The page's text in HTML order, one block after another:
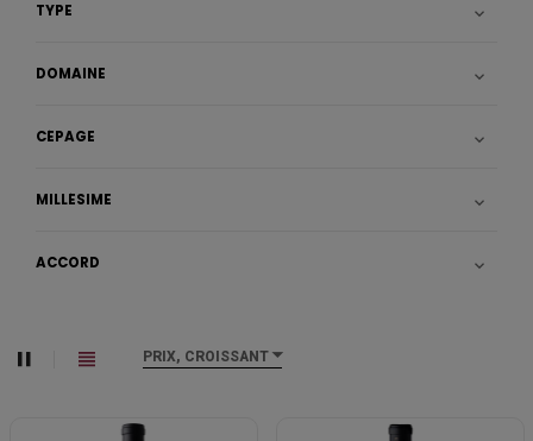
TYPE 
DOMAINE 
CÉPAGE 
MILLÉSIME 
ACCORD 
PRIX, CROISSANT